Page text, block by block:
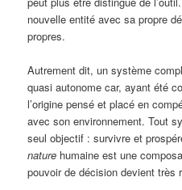
nouvelle entité avec sa propre
propres.
Autrement dit, un système
quasi autonome car, ayant été
l’origine pensé et placé en
avec son environnement. Tout
seul objectif : survivre et
nature humaine est une
pouvoir de décision devient très